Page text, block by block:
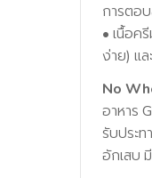
การตอ
• เนื้อค
ง่าย) แ
No
อาหาร
รับประท
อักเสบ